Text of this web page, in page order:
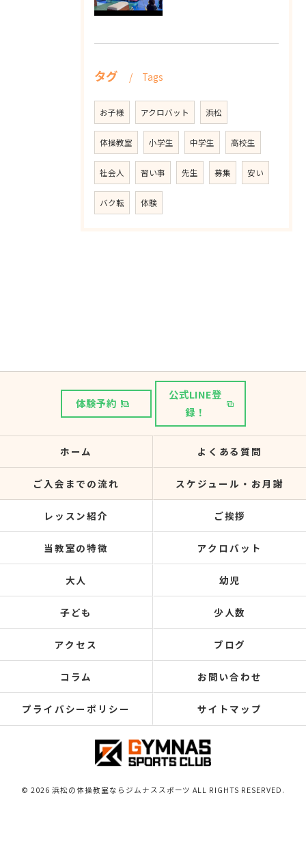
タグ Tags
お子様 アクロバット 浜松
体操教室 小学生 中学生 高校生
社会人 習い事 先生 募集 安い
バク転 体験
体験予約！
公式LINE登
録！
ホーム よくある質問
ご入会までの流れ スケジュール・お月謝
レッスン紹介 ご挨拶
当教室の特徴 アクロバット
大人 幼児
子ども 少人数
アクセス ブログ
コラム お問い合わせ
プライバシーポリシー サイトマップ
© 2026 浜松の体操教室ならジムナススポーツ ALL RIGHTS RESERVED.